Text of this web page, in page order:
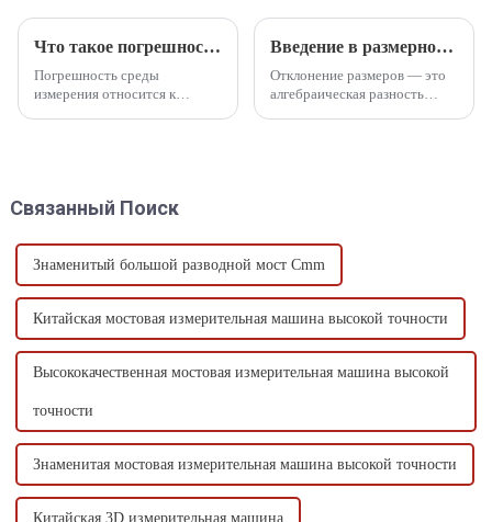
Что такое погрешность измерения окружающей среды?
Погрешность среды
измерения относится к
процессе измерения.
Введение в размерное отклонение
Отклонение размеров — это
алгебраическая разность
Связанный Поиск
Знаменитый большой разводной мост Cmm
Китайская мостовая измерительная машина высокой точности
Высококачественная мостовая измерительная машина высокой
точности
Знаменитая мостовая измерительная машина высокой точности
Китайская 3D измерительная машина